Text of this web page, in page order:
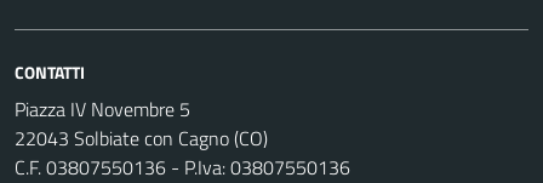
CONTATTI
Piazza IV Novembre 5
22043 Solbiate con Cagno (CO)
C.F. 03807550136 - P.Iva: 03807550136